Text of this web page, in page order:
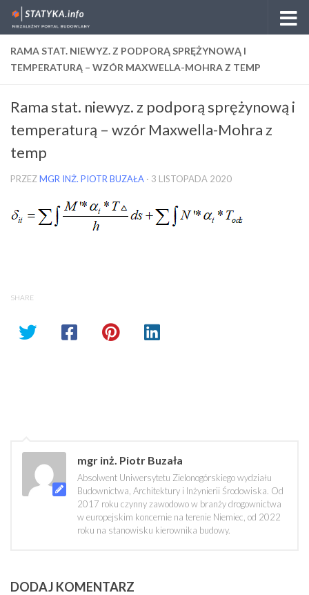
Skip to content
RAMA STAT. NIEWYZ. Z PODPORĄ SPRĘŻYNOWĄ I
TEMPERATURĄ – WZÓR MAXWELLA-MOHRA Z TEMP
Rama stat. niewyz. z podporą sprężynową i
temperaturą – wzór Maxwella-Mohra z
temp
PRZEZMGR INŻ. PIOTR BUZAŁA · 3 LISTOPADA 2020
SHARE
mgr inż. Piotr Buzała
Absolwent Uniwersytetu Zielonogórskiego wydziału
Budownictwa, Architektury i Inżynierii Środowiska. Od
2017 roku czynny zawodowo w branży drogownictwa
w europejskim koncernie na terenie Niemiec, od 2022
roku na stanowisku kierownika budowy.
DODAJ KOMENTARZ